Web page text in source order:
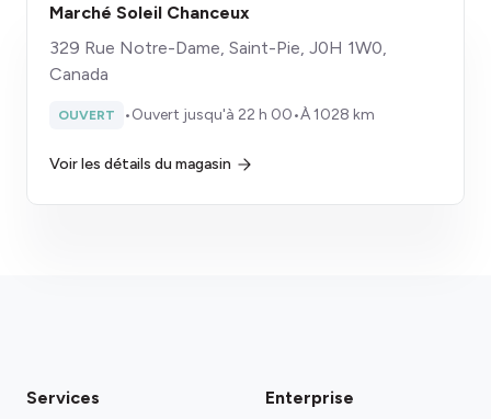
Marché Soleil Chanceux
329 Rue Notre-Dame, Saint-Pie, J0H 1W0,
Canada
OUVERT •Ouvert jusqu'à 22 h 00•À 1028 km
Voir les détails du magasin
Services Enterprise